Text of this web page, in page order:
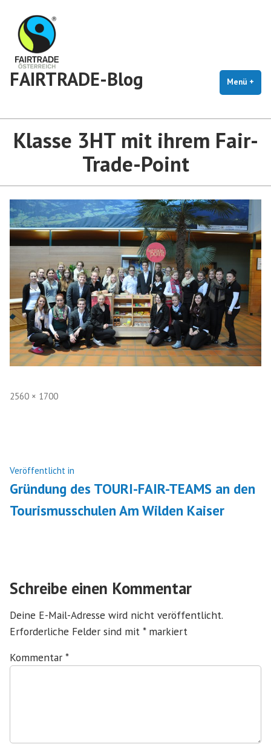
Inhalt
springen
FAIRTRADE-Blog Menü +
Klasse 3HT mit ihrem Fair-
Trade-Point
Volle
2560 × 1700
Beitragsnavigation
Veröffentlicht in
Gründung des TOURI-FAIR-TEAMS an den
Tourismusschulen Am Wilden Kaiser
Schreibe einen Kommentar
Deine E-Mail-Adresse wird nicht veröffentlicht.
Erforderliche Felder sind mit *markiert
Kommentar *